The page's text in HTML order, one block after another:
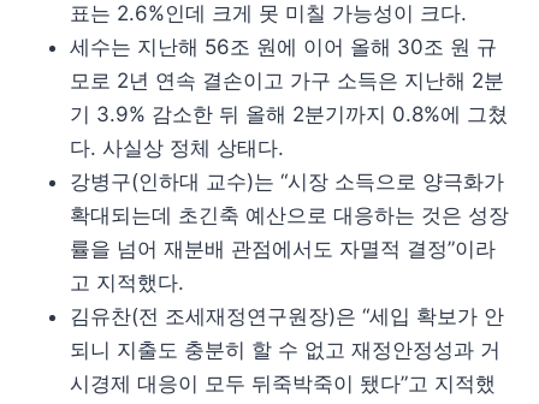
표는 2.6%인데 크게 못 미칠 가능성이 크다.
세수는 지난해 56조 원에 이어 올해 30조 원 규
모로 2년 연속 결손이고 가구 소득은 지난해 2분
기 3.9% 감소한 뒤 올해 2분기까지 0.8%에 그쳤
다. 사실상 정체 상태다.
강병구(인하대 교수)는 “시장 소득으로 양극화가
확대되는데 초긴축 예산으로 대응하는 것은 성장
률을 넘어 재분배 관점에서도 자멸적 결정”이라
고 지적했다.
김유찬(전 조세재정연구원장)은 “세입 확보가 안
되니 지출도 충분히 할 수 없고 재정안정성과 거
시경제 대응이 모두 뒤죽박죽이 됐다”고 지적했